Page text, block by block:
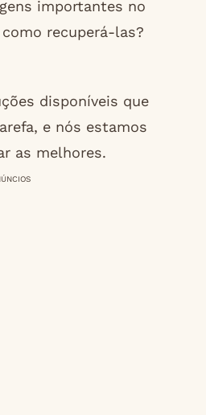
importantes no
recuperá-las?
disponíveis que
e nós estamos
as melhores.